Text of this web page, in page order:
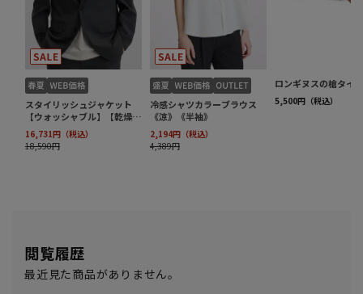
閲覧履歴
最近見た商品がありません。